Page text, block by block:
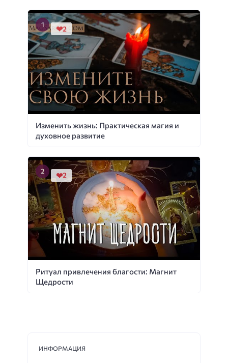
Изменить жизнь: Практическая магия и
духовное развитие
2
Ритуал привлечения благости: Магнит
Щедрости
2
ИНФОРМАЦИЯ